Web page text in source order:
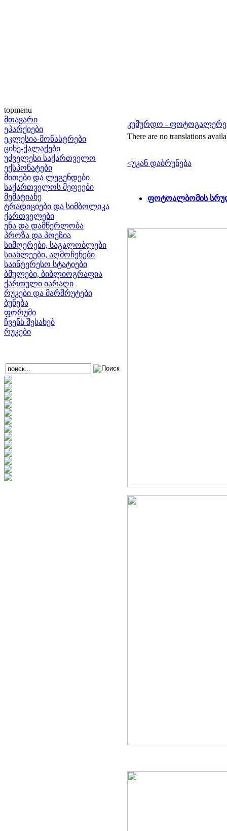
topmenu
მთავარი
ეპარქიები
ეკლესია-მონასტრები
ციხე-ქალაქები
უძველესი საქართველო
ექსპონატები
მითები და ლეგენდები
საქართველოს მეფეები
მემატიანე
ტრადიციები და სიმბოლიკა
ქართველები
ენა და დამწერლობა
პროზა და პოეზია
სიმღერები, საგალობლები
სიახლეები, აღმოჩენები
საინტერესო სტატიები
ბმულები, ბიბლიოგრაფია
ქართული იარაღი
რუკები და მარშრუტები
ბუნება
ფორუმი
ჩვენს შესახებ
რუკები
კუმურდო -
There are no translations
<უკან დაბრუნება
ფოტოალბომის